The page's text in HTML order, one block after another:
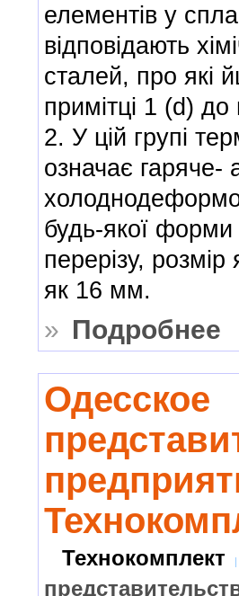
елементів у
відповідають
сталей, про які
примітці 1 (d) до
2. У цій групі
означає гаряче-
будь-якої форми
перерізу,
як 16 мм.
» Подробнее
Одесское
Технокомплект